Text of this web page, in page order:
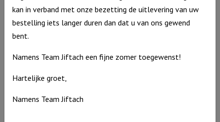
10,95
Op voorraad
Windlicht
S
hoop
kan in verband met onze bezetting de uitlevering van uw
bestelling iets langer duren dan dat u van ons gewend
bent.
Namens Team Jiftach een fijne zomer toegewenst!
Hartelijke groet,
Namens Team Jiftach